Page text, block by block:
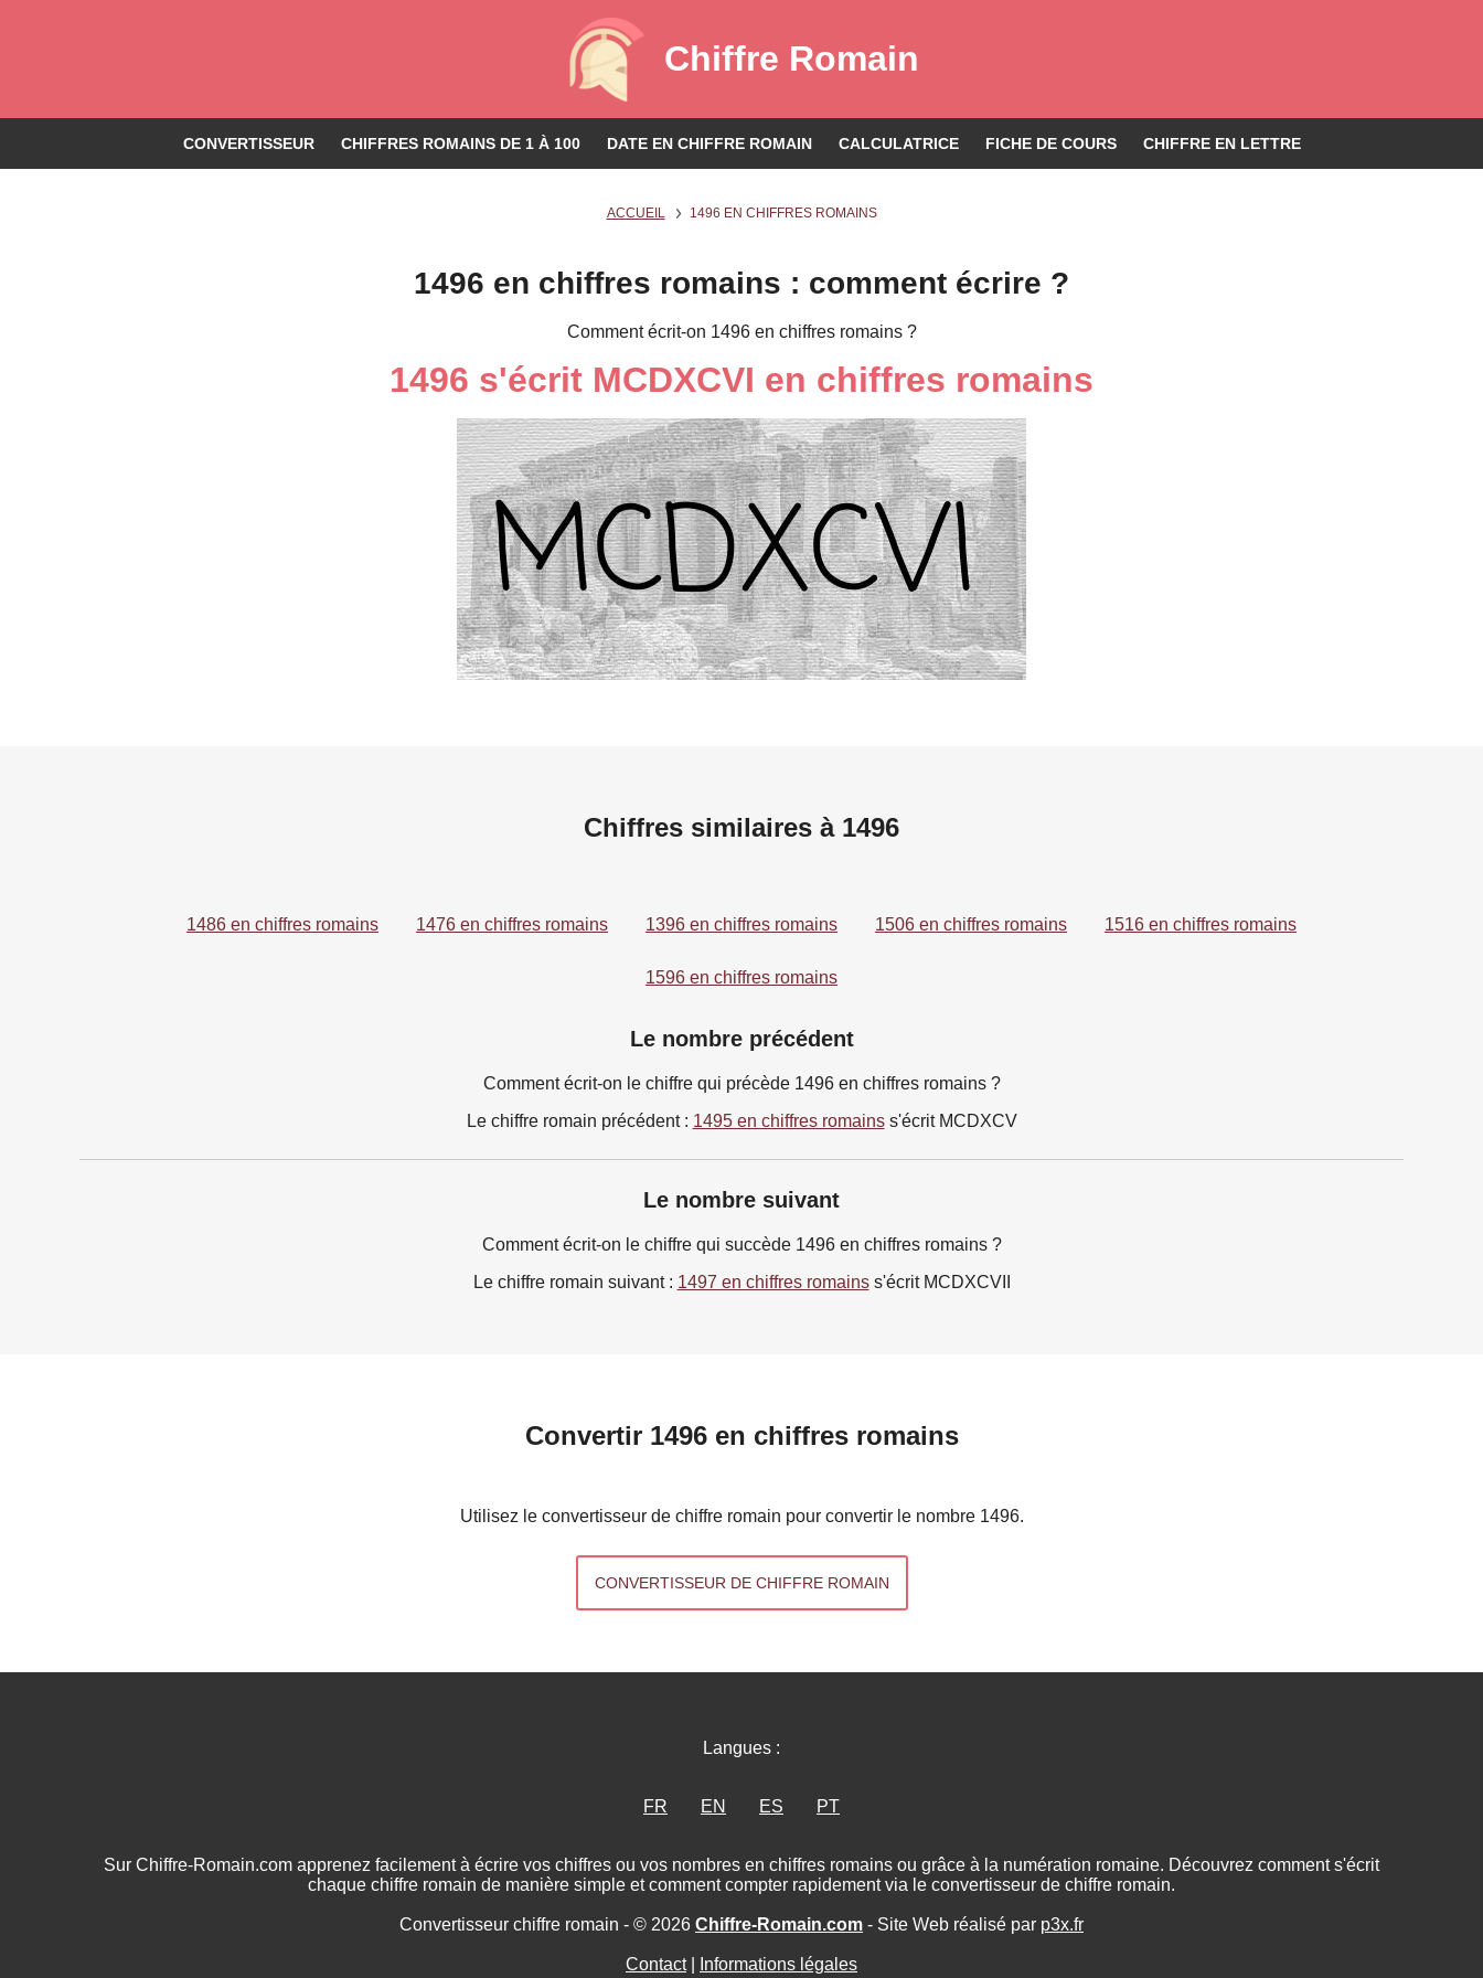
Chiffre Romain
CONVERTISSEUR CHIFFRES ROMAINS DE 1 À 100 DATE EN CHIFFRE ROMAIN CALCULATRICE FICHE DE COURS CHIFFRE EN LETTRE
ACCUEIL 1496 EN CHIFFRES ROMAINS
1496 en chiffres romains : comment écrire ?
Comment écrit-on 1496 en chiffres romains ?
1496 s'écrit MCDXCVI en chiffres romains
Chiffres similaires à 1496
1486 en chiffres romains 1476 en chiffres romains 1396 en chiffres romains 1506 en chiffres romains 1516 en chiffres romains
1596 en chiffres romains
Le nombre précédent
Comment écrit-on le chiffre qui précède 1496 en chiffres romains ?
Le chiffre romain précédent : 1495 en chiffres romainss'écrit MCDXCV
Le nombre suivant
Comment écrit-on le chiffre qui succède 1496 en chiffres romains ?
Le chiffre romain suivant : 1497 en chiffres romainss'écrit MCDXCVII
Convertir 1496 en chiffres romains
Utilisez le convertisseur de chiffre romain pour convertir le nombre 1496.
CONVERTISSEUR DE CHIFFRE ROMAIN
Langues :
FR EN ES PT
Sur Chiffre-Romain.com apprenez facilement à écrire vos chiffres ou vos nombres en chiffres romains ou grâce à la numération romaine. Découvrez comment s'écrit
chaque chiffre romain de manière simple et comment compter rapidement via le convertisseur de chiffre romain.
Convertisseur chiffre romain - © 2026 Chiffre-Romain.com - Site Web réalisé par p3x.fr
Contact| Informations légales